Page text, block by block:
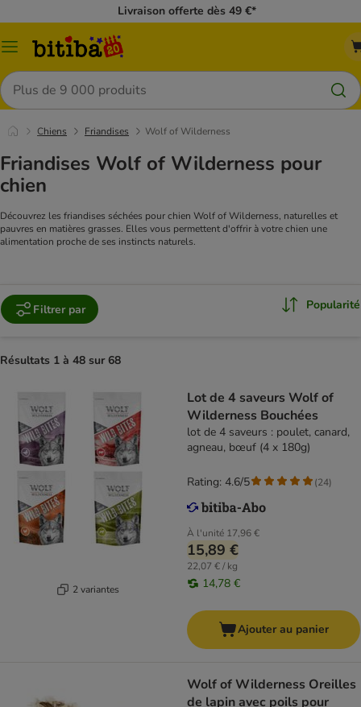
Livraison offerte dès 49 €*
Menu
Rechercher
Chiens Friandises Wolf of Wilderness
Friandises Wolf of Wilderness pour
chien
Découvrez les friandises séchées pour chien Wolf of Wilderness, naturelles et
pauvres en matières grasses. Elles vous permettent d'offrir à votre chien une
alimentation proche de ses instincts naturels.
Filtrer par Popularité
Résultats 1 à 48 sur 68
2 variantes
Lot de 4 saveurs Wolf of
Wilderness Bouchées
lot de 4 saveurs : poulet, canard,
agneau, bœuf (4 x 180g)
À l'unité 17,96 €
15,89 €
22,07 € / kg
14,78 €
Rating: 4.6/5 (24)
Ajouter au panier
Wolf of Wilderness Oreilles
de lapin avec poils pour